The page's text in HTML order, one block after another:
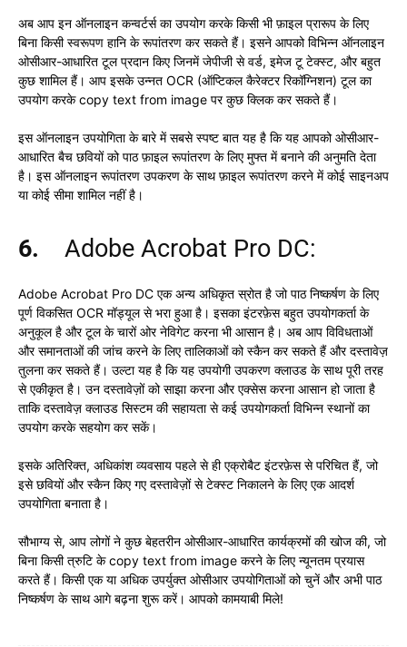
अब आप इन ऑनलाइन कन्वर्टर्स का उपयोग करके किसी भी फ़ाइल प्रारूप के लिए
बिना किसी स्वरूपण हानि के रूपांतरण कर सकते हैं। इसने आपको विभिन्न ऑनलाइन
ओसीआर-आधारित टूल प्रदान किए जिनमें जेपीजी से वर्ड, इमेज टू टेक्स्ट, और बहुत
कुछ शामिल हैं। आप इसके उन्नत OCR (ऑप्टिकल कैरेक्टर रिकॉग्निशन) टूल का
उपयोग करके copy text from image पर कुछ क्लिक कर सकते हैं।
इस ऑनलाइन उपयोगिता के बारे में सबसे स्पष्ट बात यह है कि यह आपको ओसीआर-
आधारित बैच छवियों को पाठ फ़ाइल रूपांतरण के लिए मुफ्त में बनाने की अनुमति देता
है। इस ऑनलाइन रूपांतरण उपकरण के साथ फ़ाइल रूपांतरण करने में कोई साइनअप
या कोई सीमा शामिल नहीं है।
6. Adobe Acrobat Pro DC:
Adobe Acrobat Pro DC एक अन्य अधिकृत स्रोत है जो पाठ निष्कर्षण के लिए
पूर्ण विकसित OCR मॉड्यूल से भरा हुआ है। इसका इंटरफ़ेस बहुत उपयोगकर्ता के
अनुकूल है और टूल के चारों ओर नेविगेट करना भी आसान है। अब आप विविधताओं
और समानताओं की जांच करने के लिए तालिकाओं को स्कैन कर सकते हैं और दस्तावेज़
तुलना कर सकते हैं। उल्टा यह है कि यह उपयोगी उपकरण क्लाउड के साथ पूरी तरह
से एकीकृत है। उन दस्तावेज़ों को साझा करना और एक्सेस करना आसान हो जाता है
ताकि दस्तावेज़ क्लाउड सिस्टम की सहायता से कई उपयोगकर्ता विभिन्न स्थानों का
उपयोग करके सहयोग कर सकें।
इसके अतिरिक्त, अधिकांश व्यवसाय पहले से ही एक्रोबैट इंटरफ़ेस से परिचित हैं, जो
इसे छवियों और स्कैन किए गए दस्तावेज़ों से टेक्स्ट निकालने के लिए एक आदर्श
उपयोगिता बनाता है।
सौभाग्य से, आप लोगों ने कुछ बेहतरीन ओसीआर-आधारित कार्यक्रमों की खोज की, जो
बिना किसी त्रुटि के copy text from image करने के लिए न्यूनतम प्रयास
करते हैं। किसी एक या अधिक उपर्युक्त ओसीआर उपयोगिताओं को चुनें और अभी पाठ
निष्कर्षण के साथ आगे बढ़ना शुरू करें। आपको कामयाबी मिले!